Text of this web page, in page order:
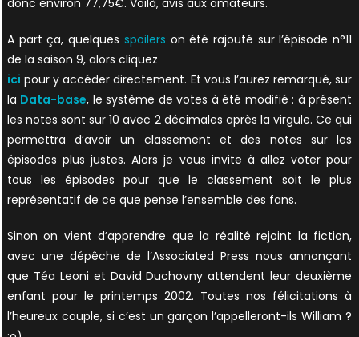
donc environ 77,75€. Voilà, avis aux amateurs.
A part ça, quelques spoilers on été rajouté sur l’épisode n°11
de la saison 9, alors cliquez
ici pour y accéder directement. Et vous l’aurez remarqué, sur
la Data-base, le système de votes à été modifié : à présent
les notes sont sur 10 avec 2 décimales après la virgule. Ce qui
permettra d’avoir un classement et des notes sur les
épisodes plus justes. Alors je vous invite à allez voter pour
tous les épisodes pour que le classement soit le plus
représentatif de ce que pense l’ensemble des fans.
Sinon on vient d’apprendre que la réalité rejoint la fiction,
avec une dépêche de l’Associated Press nous annonçant
que Téa Leoni et David Duchovny attendent leur deuxième
enfant pour le printemps 2002. Toutes nos félicitations à
l’heureux couple, si c’est un garçon l’appelleront-ils William ?